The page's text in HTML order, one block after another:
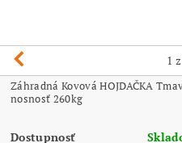
1
Záhradná Kovová HOJDAČKA
nosnosť 260kg
Dostupnosť